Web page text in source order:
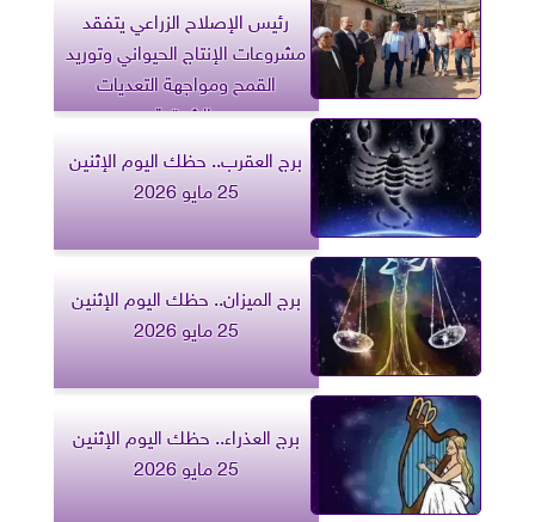
رئيس الإصلاح الزراعي يتفقد
مشروعات الإنتاج الحيواني وتوريد
القمح ومواجهة التعديات
بالشرقية
برج العقرب.. حظك اليوم الإثنين
25 مايو 2026
برج الميزان.. حظك اليوم الإثنين
25 مايو 2026
برج العذراء.. حظك اليوم الإثنين
25 مايو 2026